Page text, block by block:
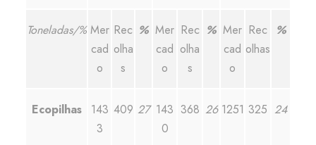
Toneladas/% Mer
cad
o
Rec
olha
s
% Mer
cad
o
Rec
olha
s
% Mer
cad
o
Rec
olhas
%
Ecopilhas
143
3
409 27 143
0
368 26 1251 325 24